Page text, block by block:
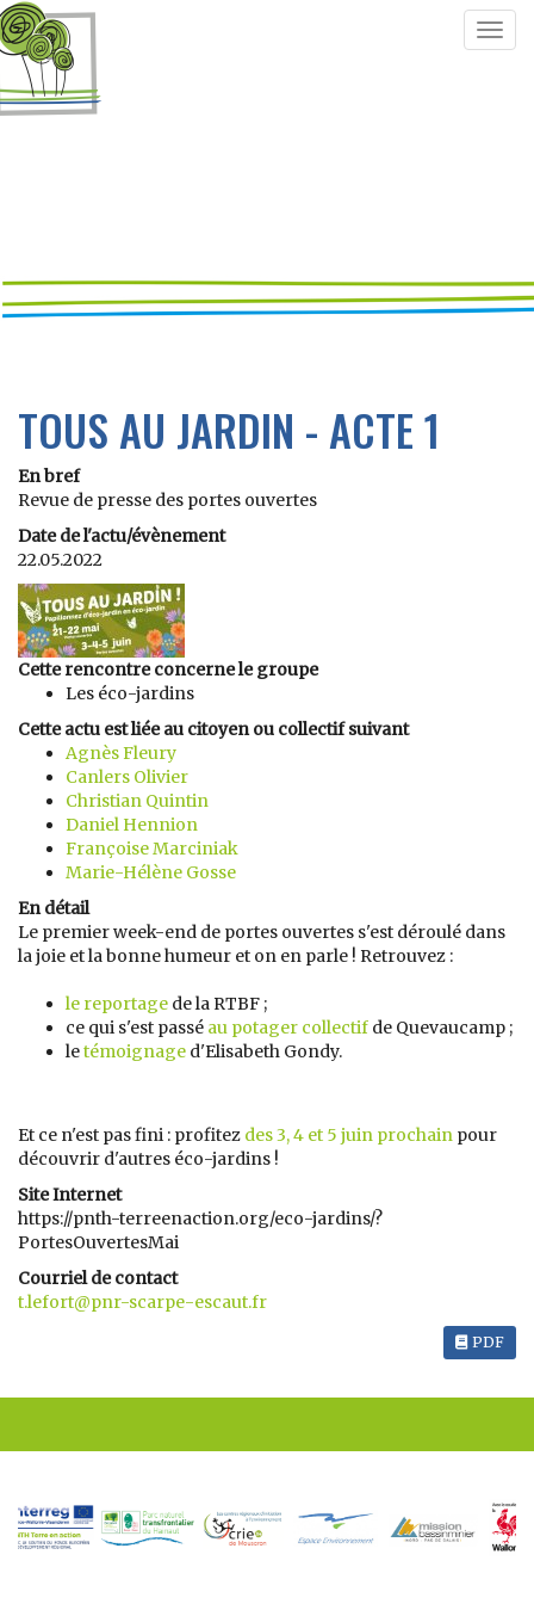
TOUS AU JARDIN - ACTE 1
En bref
Revue de presse des portes ouvertes
Date de l'actu/évènement
22.05.2022
Cette rencontre concerne le groupe
Les éco-jardins
Cette actu est liée au citoyen ou collectif suivant
Agnès Fleury
Canlers Olivier
Christian Quintin
Daniel Hennion
Françoise Marciniak
Marie-Hélène Gosse
En détail
Le premier week-end de portes ouvertes s'est déroulé dans
la joie et la bonne humeur et on en parle ! Retrouvez :
le reportage de la RTBF ;
ce qui s'est passé au potager collectif de Quevaucamp ;
letémoignage d'Elisabeth Gondy.
Et ce n'est pas fini : profitez des 3, 4 et 5 juin prochain pour
découvrir d'autres éco-jardins !
Site Internet
https://pnth-terreenaction.org/eco-jardins/?
PortesOuvertesMai
Courriel de contact
t.lefort@pnr-scarpe-escaut.fr
PDF